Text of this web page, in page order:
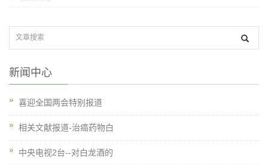
新闻中心
喜迎全国两会特别报道
相关文献报道-治癌药物白
中央电视2台--对白龙酒的